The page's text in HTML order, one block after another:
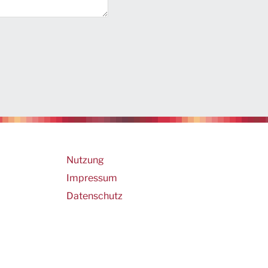
Footer
Nutzung
Impressum
Datenschutz